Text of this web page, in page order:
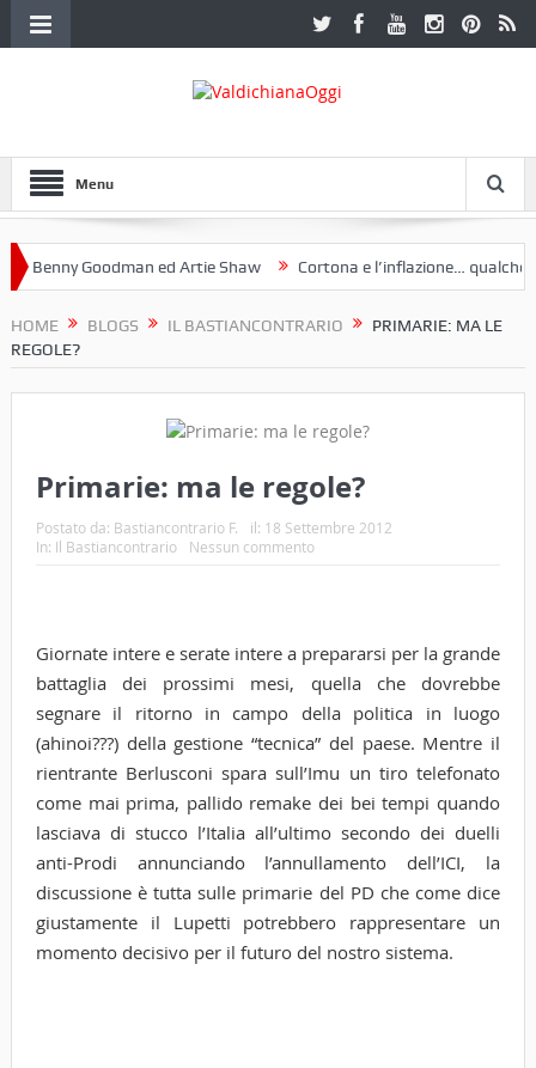
Menu
Goodman ed Artie Shaw Cortona e l’inflazione… qualche
HOME BLOGS IL BASTIANCONTRARIO
PRIMARIE: MA LE
REGOLE?
Primarie: ma le regole?
Postato da: Bastiancontrario F. il: 18 Settembre 2012
In: Il Bastiancontrario Nessun commento
Giornate intere e serate intere a prepararsi per la grande
battaglia dei prossimi mesi, quella che dovrebbe
segnare il ritorno in campo della politica in luogo
(ahinoi???) della gestione “tecnica” del paese. Mentre il
rientrante Berlusconi spara sull’Imu un tiro telefonato
come mai prima, pallido remake dei bei tempi quando
lasciava di stucco l’Italia all’ultimo secondo dei duelli
anti-Prodi annunciando l’annullamento dell’ICI, la
discussione è tutta sulle primarie del PD che come dice
giustamente il Lupetti potrebbero rappresentare un
momento decisivo per il futuro del nostro sistema.